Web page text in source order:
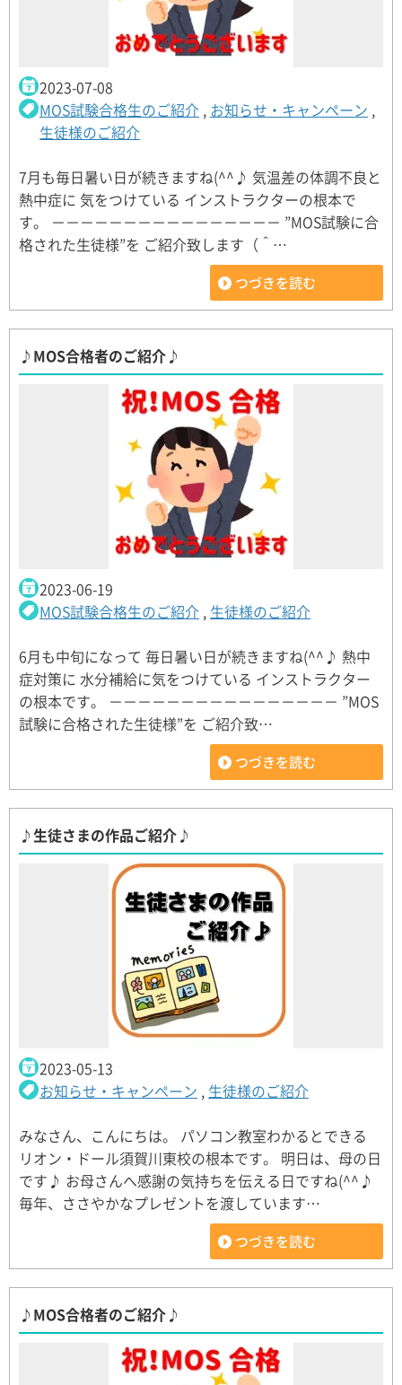
2023-07-08
MOS試験合格生のご紹介 , お知らせ・キャンペーン ,
生徒様のご紹介
7月も毎日暑い日が続きますね(^^♪ 気温差の体調不良と
熱中症に 気をつけている インストラクターの根本で
す。 －－－－－－－－－－－－－－－－ ”MOS試験に合
格された生徒様”を ご紹介致します（＾…
つづきを読む
♪MOS合格者のご紹介♪
2023-06-19
MOS試験合格生のご紹介 , 生徒様のご紹介
6月も中旬になって 毎日暑い日が続きますね(^^♪ 熱中
症対策に 水分補給に気をつけている インストラクター
の根本です。 －－－－－－－－－－－－－－－－ ”MOS
試験に合格された生徒様”を ご紹介致…
つづきを読む
♪生徒さまの作品ご紹介♪
2023-05-13
お知らせ・キャンペーン , 生徒様のご紹介
みなさん、こんにちは。 パソコン教室わかるとできる
リオン・ドール須賀川東校の根本です。 明日は、母の日
です♪ お母さんへ感謝の気持ちを伝える日ですね(^^♪
毎年、ささやかなプレゼントを渡しています…
つづきを読む
♪MOS合格者のご紹介♪